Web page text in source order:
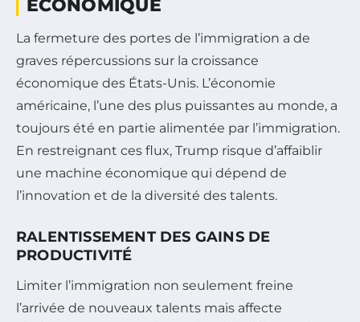
ÉCONOMIQUE
La fermeture des portes de l’immigration a de
graves répercussions sur la croissance
économique des États-Unis. L’économie
américaine, l’une des plus puissantes au monde, a
toujours été en partie alimentée par l’immigration.
En restreignant ces flux, Trump risque d’affaiblir
une machine économique qui dépend de
l’innovation et de la diversité des talents.
RALENTISSEMENT DES GAINS DE
PRODUCTIVITÉ
Limiter l’immigration non seulement freine
l’arrivée de nouveaux talents mais affecte